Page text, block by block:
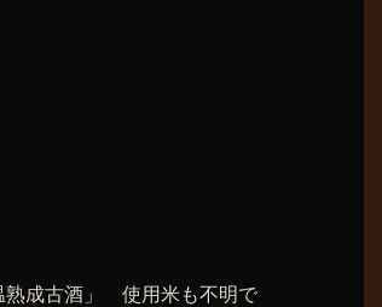
成古酒」 使用米も不明で